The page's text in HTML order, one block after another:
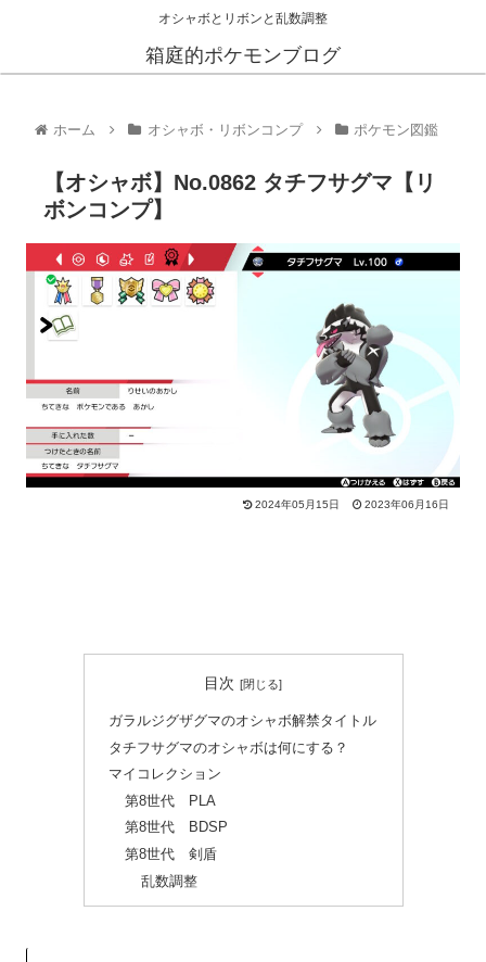
オシャボとリボンと乱数調整
箱庭的ポケモンブログ
ホーム オシャボ・リボンコンプ ポケモン図鑑
【オシャボ】No.0862 タチフサグマ【リ
ボンコンプ】
2024年05月15日 2023年06月16日
目次
ガラルジグザグマのオシャボ解禁タイトル
タチフサグマのオシャボは何にする？
マイコレクション
第8世代 PLA
第8世代 BDSP
第8世代 剣盾
乱数調整